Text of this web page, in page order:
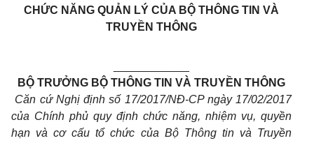
CHỨC NĂNG QUẢN LÝ CỦA BỘ THÔNG TIN VÀ
TRUYỀN THÔNG
BỘ TRƯỞNG BỘ THÔNG TIN VÀ TRUYỀN THÔNG
Căn cứ Nghị định số 17/2017/NĐ-CP ngày 17/02/2017
của Chính phủ quy định chức năng, nhiệm vụ, quyền
hạn và cơ cấu tổ chức của Bộ Thông tin và Truyền